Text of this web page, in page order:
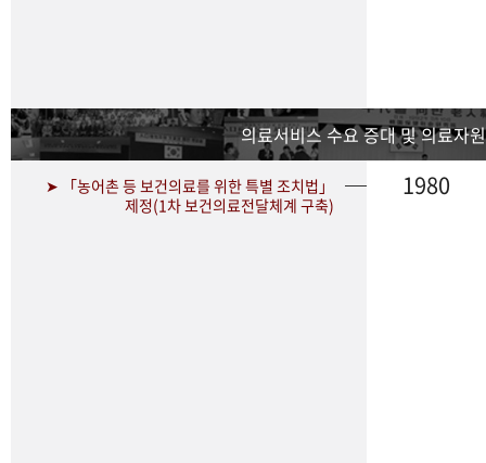
의료서비스 수요 증대 및 의료자
➤ 「농어촌 등 보건의료를 위한 특별 조치법」
제정(1차 보건의료전달체계 구축)
1980